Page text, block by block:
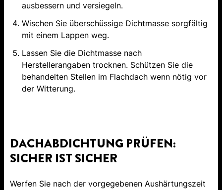
ausbessern und versiegeln.
Wischen Sie überschüssige Dichtmasse sorgfältig
mit einem Lappen weg.
Lassen Sie die Dichtmasse nach
Herstellerangaben trocknen. Schützen Sie die
behandelten Stellen im Flachdach wenn nötig vor
der Witterung.
DACHABDICHTUNG PRÜFEN:
SICHER IST SICHER
Werfen Sie nach der vorgegebenen Aushärtungszeit